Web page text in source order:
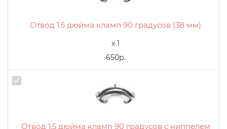
Отвод 1.5 дюйма кламп 90 градусов (38 мм)
x 1
650р.
Отвод 1.5 дюйма кламп 90 градусов с ниппелем